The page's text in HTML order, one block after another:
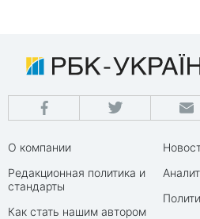
О компании
Редакционная политика и
стандарты
Как стать нашим автором